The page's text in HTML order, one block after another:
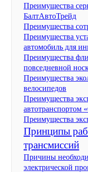
Преимущества
БалтАвтоТрейд
Преимущества
Преимущества
автомобиль для
Преимущества
повседневной
Преимущества
велосипедов
Преимущества
автотранспортом
Преимущества
Принципы
трансмиссий
Причины
электрической